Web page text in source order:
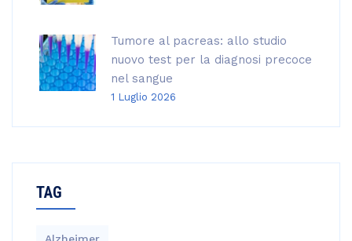
Tumore al pacreas: allo studio
nuovo test per la diagnosi precoce
nel sangue
1 Luglio 2026
TAG